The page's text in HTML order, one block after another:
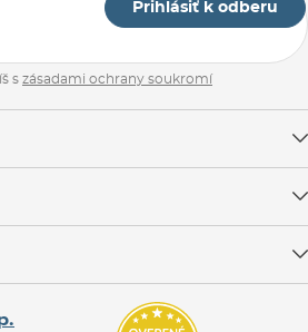
Prihlásiť k odberu
s zásadami ochrany soukromí